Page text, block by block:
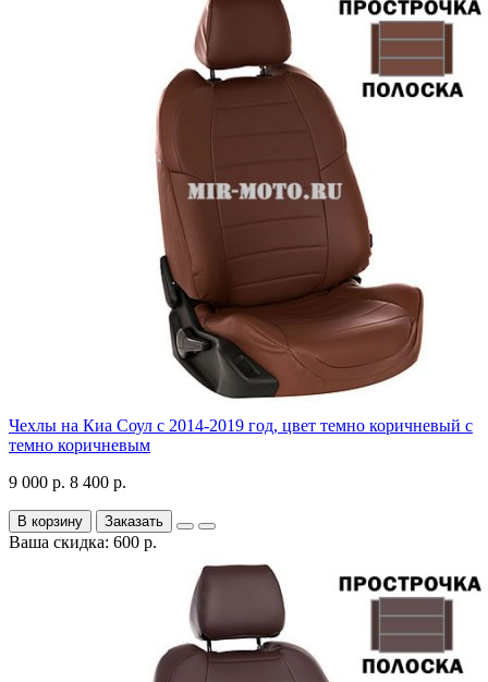
Чехлы на Киа Соул с 2014-2019 год, цвет темно коричневый с
темно коричневым
9 000 р. 8 400 р.
В корзину Заказать
Ваша скидка: 600 р.